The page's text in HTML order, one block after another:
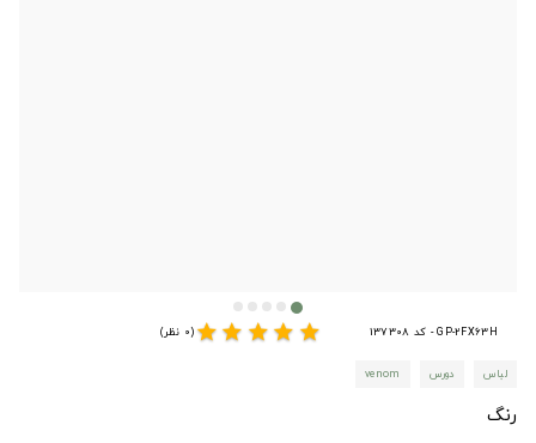
GP-2FX63H - کد 137308 star
star
star
star
star(0 نظر)
لباس دورس venom
رنگ